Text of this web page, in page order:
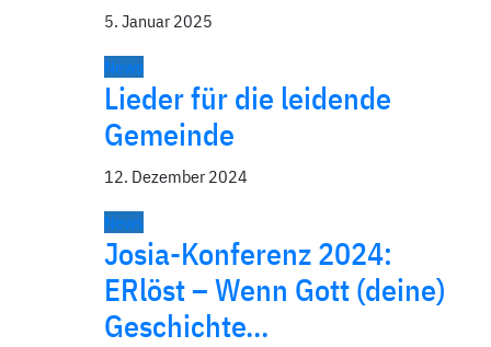
5. Januar 2025
News
Lieder für die leidende
Gemeinde
12. Dezember 2024
News
Josia-Konferenz 2024:
ERlöst – Wenn Gott (deine)
Geschichte…